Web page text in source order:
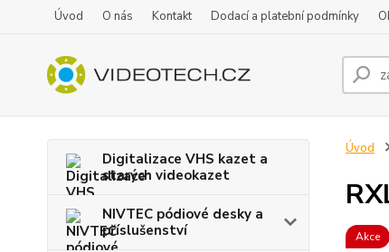
Úvod O nás Kontakt Dodací a platební podmínky
Digitalizace VHS kazet a
starých videokazet
NIVTEC pódiové desky a
příslušenství
Úvod
Akce